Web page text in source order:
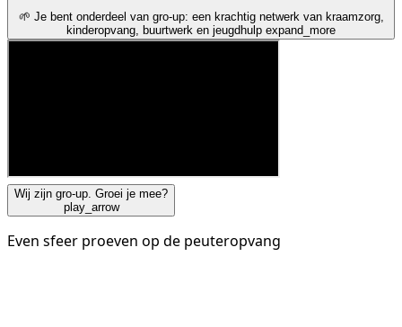
🌱 Je bent onderdeel van gro-up: een krachtig netwerk van kraamzorg,
kinderopvang, buurtwerk en jeugdhulp expand_more
Wij zijn gro-up. Groei je mee?
play_arrow
Even sfeer proeven op de peuteropvang